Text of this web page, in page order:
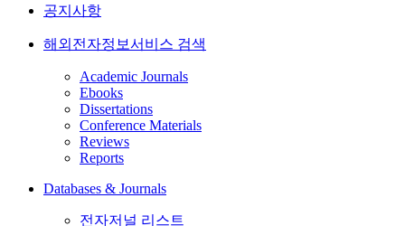
공지사항
해외전자정보서비스 검색
Academic Journals
Ebooks
Dissertations
Conference Materials
Reviews
Reports
Databases & Journals
전자저널 리스트